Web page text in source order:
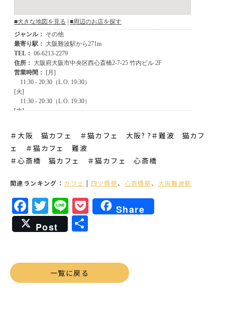
＃大阪 猫カフェ ＃猫カフェ 大阪? ?＃難波 猫カフ
ェ ＃猫カフェ 難波
＃心斎橋 猫カフェ ＃猫カフェ 心斎橋
関連ランキング： カフェ | 四ツ橋駅、 心斎橋駅、 大阪難波駅
Facebook
Twitter
LinePocket
Share
Post
共
一覧に戻る